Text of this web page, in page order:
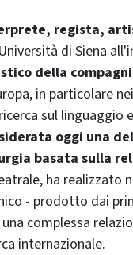
regista,
di Siena
della
in particolare
sul linguaggio
oggi una
basata sulla
ha realizzato
- prodotto dai
complessa
internazionale.